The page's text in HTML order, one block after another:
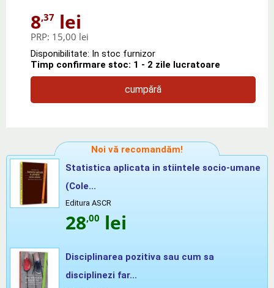
8,37 lei
PRP: 15,00 lei
Disponibilitate: In stoc furnizor
Timp confirmare stoc: 1 - 2 zile lucratoare
cumpără
Noi vă recomandăm!
Statistica aplicata in stiintele socio-umane
(Cole...
Editura ASCR
28,00 lei
Disciplinarea pozitiva sau cum sa
disciplinezi far...